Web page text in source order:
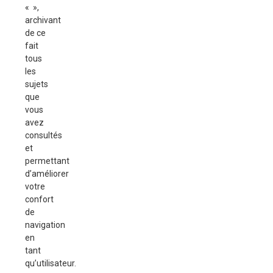
« »,
archivant
de ce
fait
tous
les
sujets
que
vous
avez
consultés
et
permettant
d’améliorer
votre
confort
de
navigation
en
tant
qu’utilisateur.